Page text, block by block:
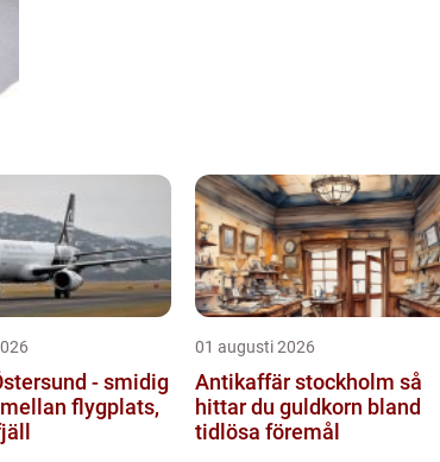
- smidig
flygplats,
01 augusti 2026
Antikaffär stockholm så
hittar du guldkorn bland
tidlösa föremål